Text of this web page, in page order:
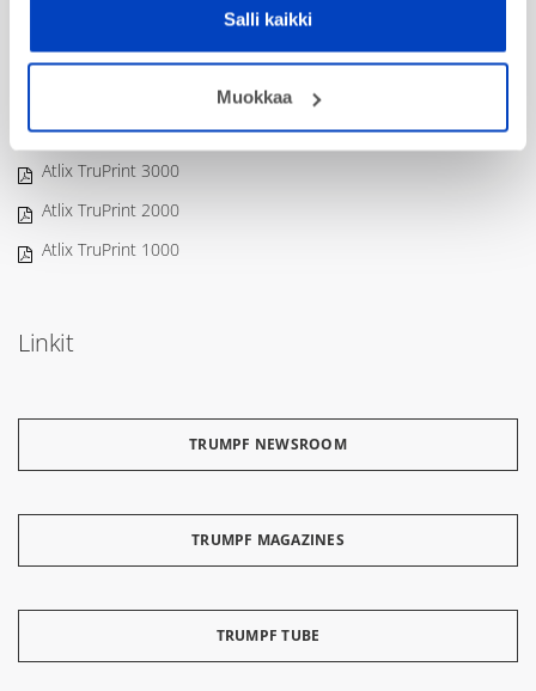
Salli kaikki
Muokkaa
Uusimmat julkaisut
Atlix TruPrint 5000
Atlix TruPrint 3000
Atlix TruPrint 2000
Atlix TruPrint 1000
Linkit
TRUMPF NEWSROOM
TRUMPF MAGAZINES
TRUMPF TUBE